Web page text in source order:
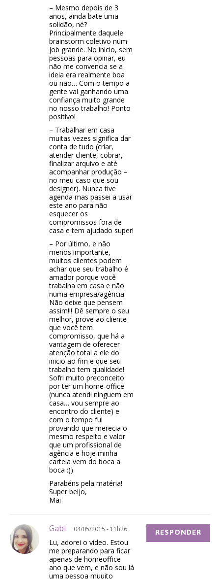
– Mesmo depois de 3
anos, ainda bate uma
solidão, né?
Principalmente daquele
brainstorm coletivo num
job grande. No inicio, sem
pessoas para opinar, eu
não me convencia se a
ideia era realmente boa
ou não… Com o tempo a
gente vai ganhando uma
confiança muito grande
no nosso trabalho! Ponto
positivo!
– Trabalhar em casa
muitas vezes significa dar
conta de tudo (criar,
atender cliente, cobrar,
finalizar arquivo e até
acompanhar produção –
no meu caso que sou
designer). Nunca tive
agenda mas passei a usar
este ano para não
esquecer os
compromissos fora de
casa e tem ajudado super!
– Por último, e não
menos importante,
muitos clientes podem
achar que seu trabalho é
amador porque você
trabalha em casa e não
numa empresa/agência.
Não deixe que pensem
assim!!! Dê sempre o seu
melhor, prove ao cliente
que você tem
compromisso, que há a
vantagem de oferecer
atenção total a ele do
inicio ao fim e que seu
trabalho tem qualidade!
Sofri muito preconceito
por ter um home-office
(nunca atendi ninguem em
casa… vou sempre ao
encontro do cliente) e
com o tempo fui
provando que merecia o
mesmo respeito e valor
que um profissional de
agência e hoje minha
cartela vem do boca a
boca :))
Parabéns pela matéria!
Super beijo,
Mai
Gabi 04/05/2015 - 11h26
Lu, adorei o vídeo. Estou
me preparando para ficar
apenas de homeoffice
ano que vem, e não sou lá
uma pessoa muuito
RESPONDER